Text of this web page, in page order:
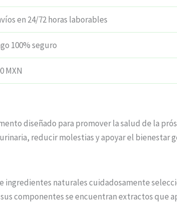
en 24/72 horas laborables
100% seguro
MXN
diseñado para promover la salud de la
reducir molestias y apoyar el bienestar
naturales cuidadosamente
componentes se encuentran extractos que